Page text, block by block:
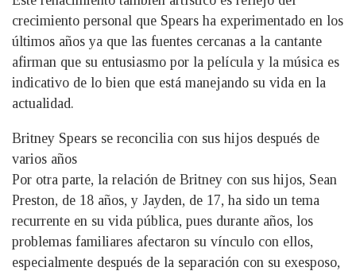
crecimiento personal que Spears ha experimentado en los
últimos años ya que las fuentes cercanas a la cantante
afirman que su entusiasmo por la película y la música es
indicativo de lo bien que está manejando su vida en la
actualidad.
Britney Spears se reconcilia con sus hijos después de
varios años
Por otra parte, la relación de Britney con sus hijos, Sean
Preston, de 18 años, y Jayden, de 17, ha sido un tema
recurrente en su vida pública, pues durante años, los
problemas familiares afectaron su vínculo con ellos,
especialmente después de la separación con su exesposo,